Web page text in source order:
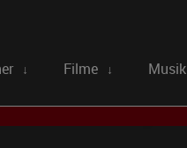
↓ Filme ↓ Musik